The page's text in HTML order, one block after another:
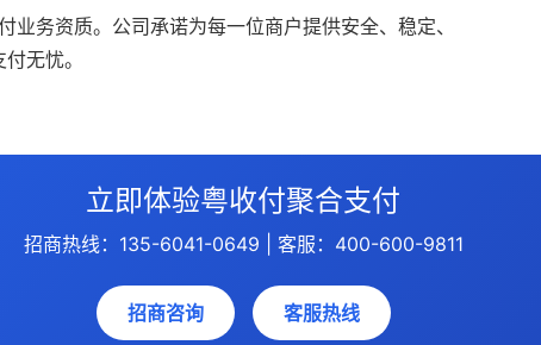
务资质。公司承诺为每一位商户提供安全、稳定、
无忧。
立即体验粤收付聚合支付
招商热线：135-6041-0649 | 客服：400-600-9811
招商咨询 客服热线